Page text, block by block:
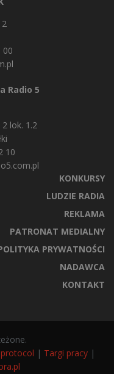
00
Radio 5
lok. 1.2
10
KONKURSY
LUDZIE RADIA
REKLAMA
PATRONAT MEDIALNY
PRYWATNOŚCI
NADAWCA
KONTAKT
| Targi pracy |